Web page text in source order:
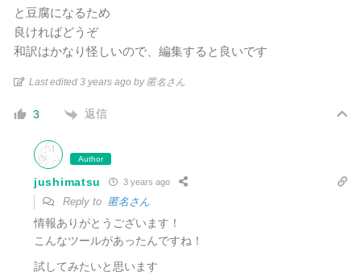
と豆腐になるため
良ければどうぞ
和訳はかなり怪しいので、編集すると良いです
Last edited 3 years ago by 匿名さん
3 返信
Author
jushimatsu 3 years ago
Reply to 匿名さん
情報ありがとうございます！
こんなツールがあったんですね！
試してみたいと思います